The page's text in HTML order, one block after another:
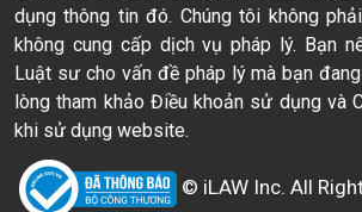
dụng thông tin đó. Chúng tôi không
không cung cấp dịch vụ pháp lý. Bạn
Luật sư cho vấn đề pháp lý mà bạn
lòng tham khảo Điều khoản sử dụng và
khi sử dụng website.
© iLAW Inc. All